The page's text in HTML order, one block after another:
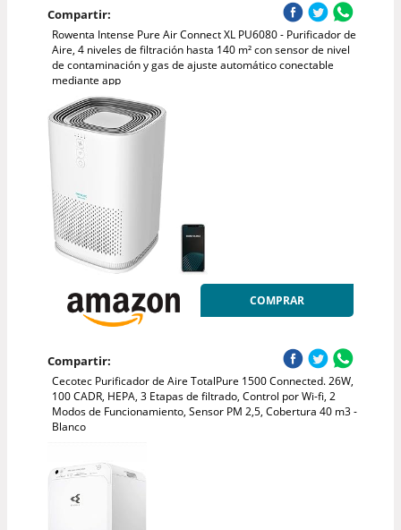
Compartir:
Rowenta Intense Pure Air Connect XL PU6080 - Purificador de
Aire, 4 niveles de filtración hasta 140 m² con sensor de nivel
de contaminación y gas de ajuste automático conectable
mediante app
COMPRAR
Compartir:
Cecotec Purificador de Aire TotalPure 1500 Connected. 26W,
100 CADR, HEPA, 3 Etapas de filtrado, Control por Wi-fi, 2
Modos de Funcionamiento, Sensor PM 2,5, Cobertura 40 m3 -
Blanco